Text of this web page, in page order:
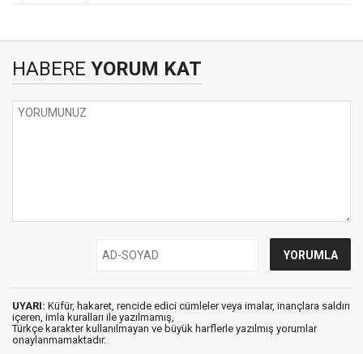
HABERE YORUM KAT
UYARI: Küfür, hakaret, rencide edici cümleler veya imalar, inançlara saldırı
içeren, imla kuralları ile yazılmamış,
Türkçe karakter kullanılmayan ve büyük harflerle yazılmış yorumlar
onaylanmamaktadır.